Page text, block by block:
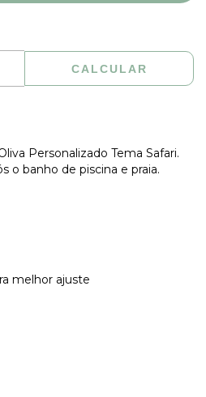
CALCULAR
Personalizado Tema Safari.
o banho de piscina e praia.
melhor ajuste